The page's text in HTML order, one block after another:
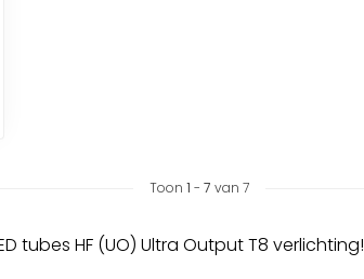
Toon 1 - 7 van 7
tubes HF (UO) Ultra Output T8 verlichting!